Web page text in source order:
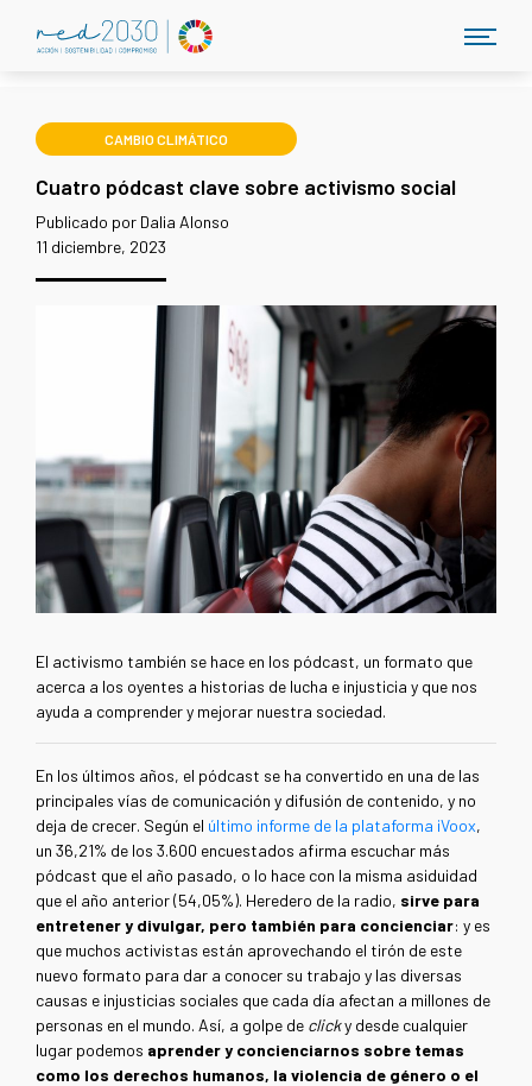
CAMBIO CLIMÁTICO
Cuatro pódcast clave sobre activismo social
Publicado por Dalia Alonso
11 diciembre, 2023
El activismo también se hace en los pódcast, un formato que
acerca a los oyentes a historias de lucha e injusticia y que nos
ayuda a comprender y mejorar nuestra sociedad.
En los últimos años, el pódcast se ha convertido en una de las
principales vías de comunicación y difusión de contenido, y no
deja de crecer. Según el último informe de la plataforma iVoox,
un 36,21% de los 3.600 encuestados afirma escuchar más
pódcast que el año pasado, o lo hace con la misma asiduidad
que el año anterior (54,05%). Heredero de la radio, sirve para
entretener y divulgar, pero también para concienciar: y es
que muchos activistas están aprovechando el tirón de este
nuevo formato para dar a conocer su trabajo y las diversas
causas e injusticias sociales que cada día afectan a millones de
personas en el mundo. Así, a golpe de clicky desde cualquier
lugar podemos aprender y concienciarnos sobre temas
como los derechos humanos, la violencia de género o el